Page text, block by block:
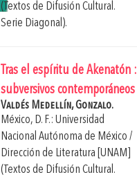
(Textos de Difusión Cultural.
Serie Diagonal).
Tras el espíritu de Akenatón :
subversivos contemporáneos
Valdés Medellín, Gonzalo.
México, D. F.: Universidad
Nacional Autónoma de México /
Dirección de Literatura [UNAM]
(Textos de Difusión Cultural.